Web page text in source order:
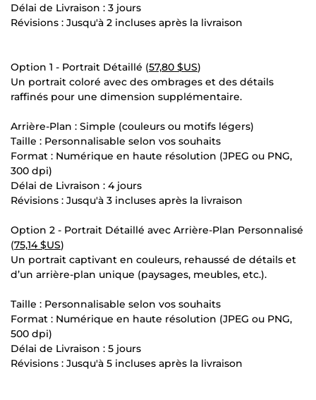
Délai de Livraison : 3 jours
Révisions : Jusqu'à 2 incluses après la livraison
Option 1 - Portrait Détaillé (57,80 $US)
Un portrait coloré avec des ombrages et des détails
raffinés pour une dimension supplémentaire.
Arrière-Plan : Simple (couleurs ou motifs légers)
Taille : Personnalisable selon vos souhaits
Format : Numérique en haute résolution (JPEG ou PNG,
300 dpi)
Délai de Livraison : 4 jours
Révisions : Jusqu'à 3 incluses après la livraison
Option 2 - Portrait Détaillé avec Arrière-Plan Personnalisé
(75,14 $US)
Un portrait captivant en couleurs, rehaussé de détails et
d’un arrière-plan unique (paysages, meubles, etc.).
Taille : Personnalisable selon vos souhaits
Format : Numérique en haute résolution (JPEG ou PNG,
500 dpi)
Délai de Livraison : 5 jours
Révisions : Jusqu'à 5 incluses après la livraison